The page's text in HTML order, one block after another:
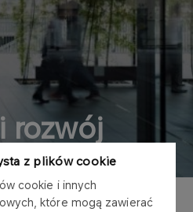
z plików cookie
cookie i innych
które mogą zawierać
rozwój